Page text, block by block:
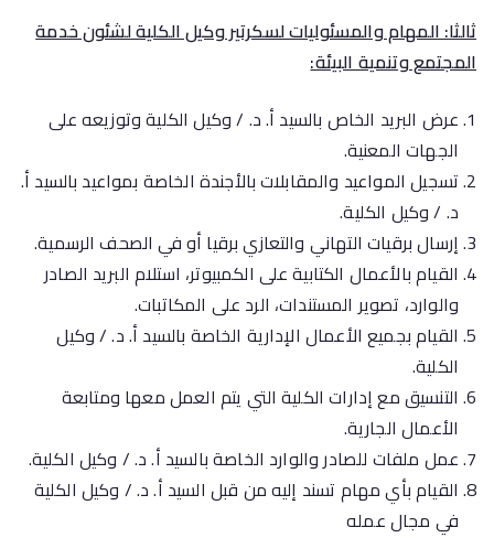
ثالثا: المهام والمسئوليات لسكرتير وكيل الكلية لشئون خدمة
المجتمع وتنمية البيئة:
عرض البريد الخاص بالسيد أ. د. / وكيل الكلية وتوزيعه على
الجهات المعنية.
تسجيل المواعيد والمقابلات بالأجندة الخاصة بمواعيد بالسيد أ.
د. / وكيل الكلية.
إرسال برقيات التهاني والتعازي برقيا أو في الصحف الرسمية.
القيام بالأعمال الكتابية على الكمبيوتر، استلام البريد الصادر
والوارد، تصوير المستندات، الرد على المكاتبات.
القيام بجميع الأعمال الإدارية الخاصة بالسيد أ. د. / وكيل
الكلية.
التنسيق مع إدارات الكلية التي يتم العمل معها ومتابعة
الأعمال الجارية.
عمل ملفات للصادر والوارد الخاصة بالسيد أ. د. / وكيل الكلية.
القيام بأي مهام تسند إليه من قبل السيد أ. د. / وكيل الكلية
في مجال عمله